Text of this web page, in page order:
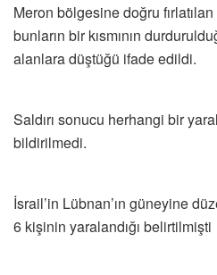
Meron bölgesine doğru
bunların bir kısmının
alanlara düştüğü ifade edildi.
Saldırı sonucu herhangi bir
bildirilmedi.
İsrail’in Lübnan’ın güneyine
6 kişinin yaralandığı belirtilmişti